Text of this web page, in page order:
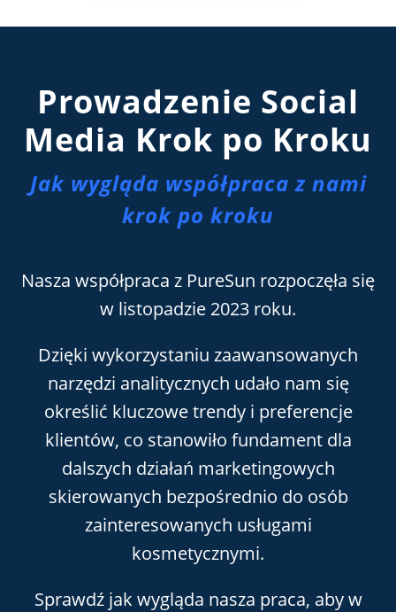
Prowadzenie Social
Media Krok po Kroku
Jak wygląda współpraca z nami
krok po kroku
Nasza współpraca z PureSun rozpoczęła się
w listopadzie 2023 roku.
Dzięki wykorzystaniu zaawansowanych
narzędzi analitycznych udało nam się
określić kluczowe trendy i preferencje
klientów, co stanowiło fundament dla
dalszych działań marketingowych
skierowanych bezpośrednio do osób
zainteresowanych usługami
kosmetycznymi.
Sprawdź jak wygląda nasza praca, aby w